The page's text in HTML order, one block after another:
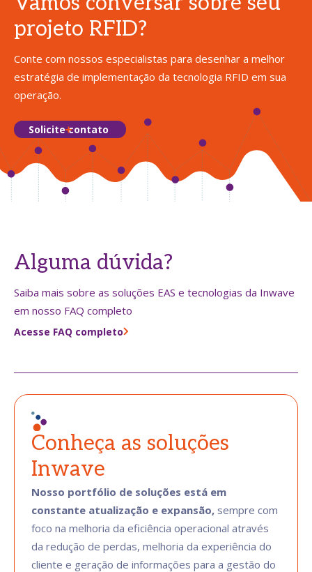
projeto RFID?
Conte com nossos especialistas para desenhar a melhor
estratégia de implementação da tecnologia RFID em sua
operação.
Solicite contato
Alguma dúvida?
Saiba mais sobre as soluções EAS e tecnologias da Inwave
em nosso FAQ completo
Acesse FAQ completo
Conheça as soluções
Inwave
Nosso portfólio de soluções está em
constante atualização e expansão, sempre com
foco na melhoria da eficiência operacional através
da redução de perdas, melhoria da experiência do
cliente e geração de informações para a gestão do